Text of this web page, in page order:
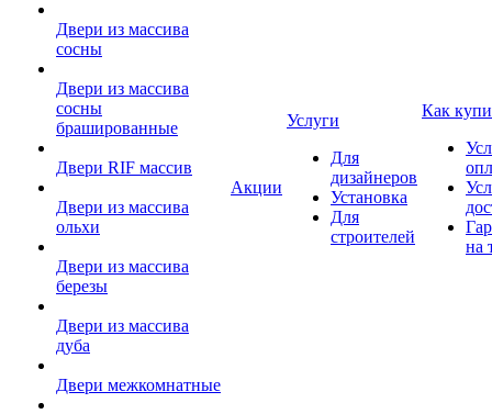
Двери из массива
сосны
Двери из массива
сосны
брашированные
Двери RIF массив
Двери из массива
ольхи
Двери из массива
березы
Двери из массива
дуба
Двери межкомнатные
Акции
Услуги
Для
дизайнеров
Установка
Для
строителей
Как
на